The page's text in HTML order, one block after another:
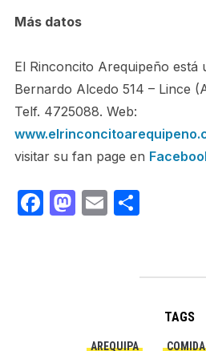
Más datos
El Rinconcito Arequipeño está
Bernardo Alcedo 514 – Lince
Telf. 4725088. Web:
visitar su fan page en
Facebook
Mastodon
EmailShare
TAGS
AREQUIPA